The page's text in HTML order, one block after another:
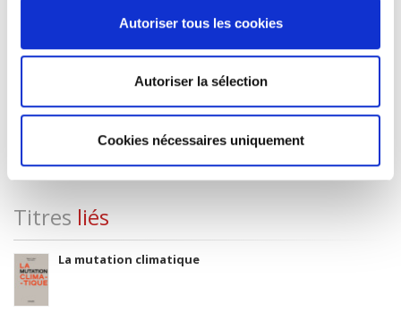
Autoriser tous les cookies
Autoriser la sélection
Cookies nécessaires uniquement
CLIL (Version 2013-2019 )
3283 SCIENCES POLITIQUES
Date de première publication du titre
Code Identifiant de classement sujet
Classification thématique Thema: Politique et gouvernement
Titres liés
La mutation climatique